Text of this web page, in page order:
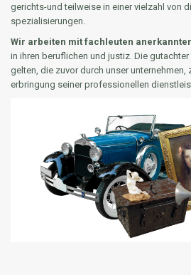
gerichts-und teilweise in einer vielzahl von
spezialisierungen.
Wir arbeiten mit fachleuten
in ihren beruflichen und justiz. Die
gelten, die zuvor durch unser unternehmen,
erbringung seiner professionellen